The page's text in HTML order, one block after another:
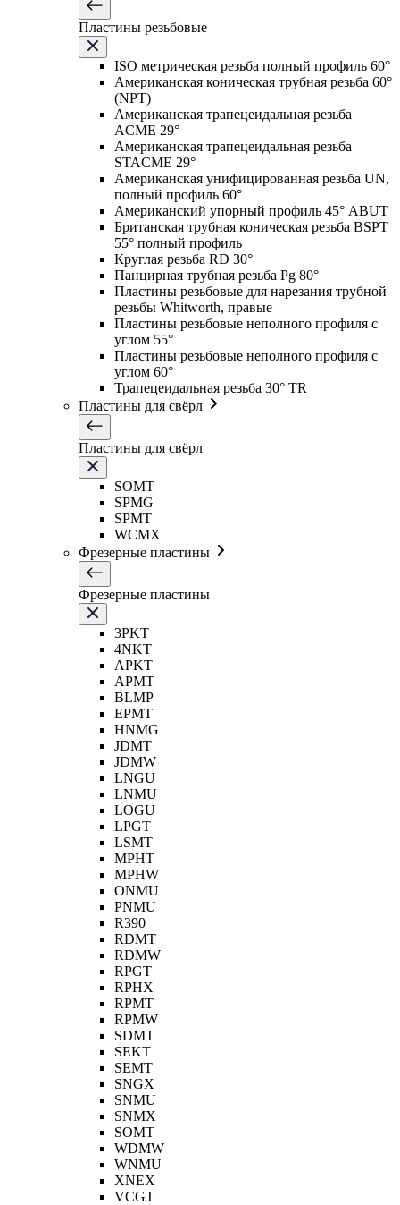
Пластины резьбовые
ISO метрическая резьба полный профиль 60°
Американская коническая трубная резьба 60°
(NPT)
Американская трапецеидальная резьба
ACME 29°
Американская трапецеидальная резьба
STACME 29°
Американская унифицированная резьба UN,
полный профиль 60°
Американский упорный профиль 45° ABUT
Британская трубная коническая резьба BSPT
55° полный профиль
Круглая резьба RD 30°
Панцирная трубная резьба Pg 80°
Пластины резьбовые для нарезания трубной
резьбы Whitworth, правые
Пластины резьбовые неполного профиля с
углом 55°
Пластины резьбовые неполного профиля с
углом 60°
Трапецеидальная резьба 30° TR
Пластины для свёрл
Пластины для свёрл
SOMT
SPMG
SPMT
WCMX
Фрезерные пластины
Фрезерные пластины
3PKT
4NKT
APKT
APMT
BLMP
EPMT
HNMG
JDMT
JDMW
LNGU
LNMU
LOGU
LPGT
LSMT
MPHT
MPHW
ONMU
PNMU
R390
RDMT
RDMW
RPGT
RPHX
RPMT
RPMW
SDMT
SEKT
SEMT
SNGX
SNMU
SNMX
SOMT
WDMW
WNMU
XNEX
VCGT